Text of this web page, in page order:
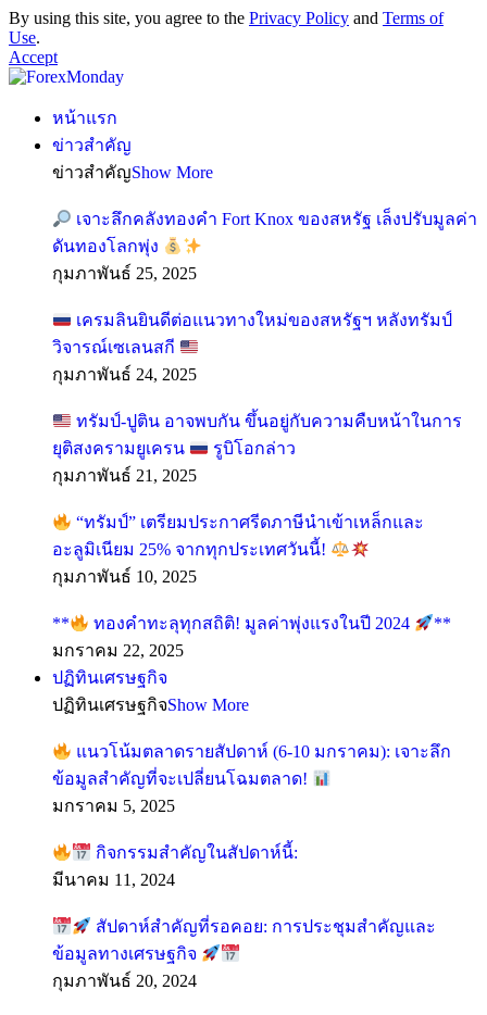
By using this site, you agree to the Privacy Policy and Terms of
Use.
Accept
หน้าแรก
ข่าวสำคัญ
ข่าวสำคัญShow More
เจาะลึกคลังทองคำ Fort Knox ของสหรัฐ เล็งปรับมูลค่า
ดันทองโลกพุ่ง
กุมภาพันธ์ 25, 2025
เครมลินยินดีต่อแนวทางใหม่ของสหรัฐฯ หลังทรัมป์
วิจารณ์เซเลนสกี
กุมภาพันธ์ 24, 2025
ทรัมป์-ปูติน อาจพบกัน ขึ้นอยู่กับความคืบหน้าในการ
ยุติสงครามยูเครน
รูบิโอกล่าว
กุมภาพันธ์ 21, 2025
“ทรัมป์” เตรียมประกาศรีดภาษีนำเข้าเหล็กและ
อะลูมิเนียม 25% จากทุกประเทศวันนี้!
กุมภาพันธ์ 10, 2025
** ทองคำทะลุทุกสถิติ! มูลค่าพุ่งแรงในปี 2024
**
มกราคม 22, 2025
ปฏิทินเศรษฐกิจ
ปฏิทินเศรษฐกิจShow More
แนวโน้มตลาดรายสัปดาห์ (6-10 มกราคม): เจาะลึก
ข้อมูลสำคัญที่จะเปลี่ยนโฉมตลาด!
มกราคม 5, 2025
กิจกรรมสำคัญในสัปดาห์นี้:
มีนาคม 11, 2024
สัปดาห์สำคัญที่รอคอย: การประชุมสำคัญและ
ข้อมูลทางเศรษฐกิจ
กุมภาพันธ์ 20, 2024